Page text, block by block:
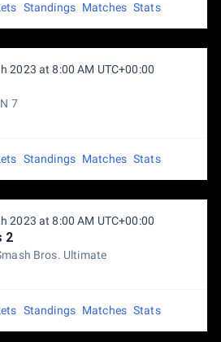
Standings Matches Stats
2023 at 8:00 AM UTC+00:00
7
Standings Matches Stats
2023 at 8:00 AM UTC+00:00
2
Bros. Ultimate
Standings Matches Stats